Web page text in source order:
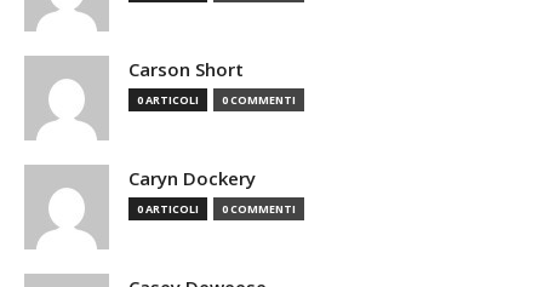
Carson Short
0 ARTICOLI 0 COMMENTI
Caryn Dockery
0 ARTICOLI 0 COMMENTI